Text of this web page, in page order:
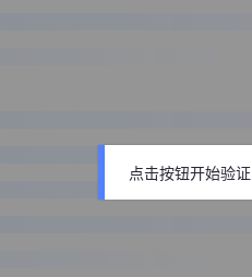
点击按钮开始验证